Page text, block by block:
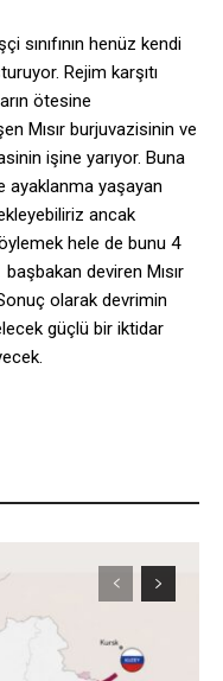
sınıfının henüz kendi
Rejim karşıtı
ötesine
Mısır burjuvazisinin ve
işine yarıyor. Buna
ayaklanma yaşayan
ancak
hele de bunu 4
deviren Mısır
olarak devrimin
güçlü bir iktidar